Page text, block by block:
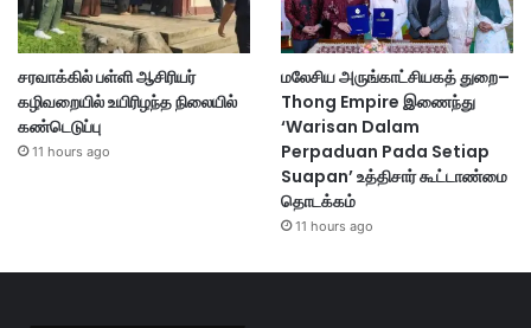
சரவாக்கில் பள்ளி ஆசிரியர்
கழிவறையில் உயிரிழந்த நிலையில்
கண்டெடுப்பு
11 hours ago
மலேசிய அருங்காட்சியகத் துறை–
Thong Empire இணைந்து
‘Warisan Dalam
Perpaduan Pada Setiap
Suapan’ உத்திசார் கூட்டாண்மை
தொடக்கம்
11 hours ago